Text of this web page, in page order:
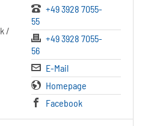
/
+49 3928 7055-
55
+49 3928 7055-
56
E-Mail
Homepage
Facebook